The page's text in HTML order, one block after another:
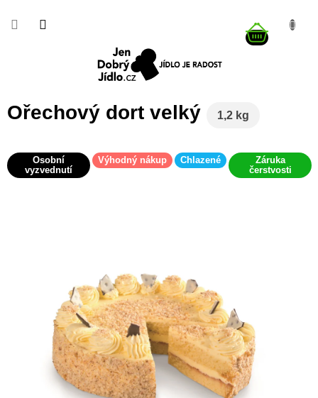
obsah
Ořechový dort velký 1,2 kg
Osobní
vyzvednutí
Výhodný nákup Chlazené
Záruka
čerstvosti